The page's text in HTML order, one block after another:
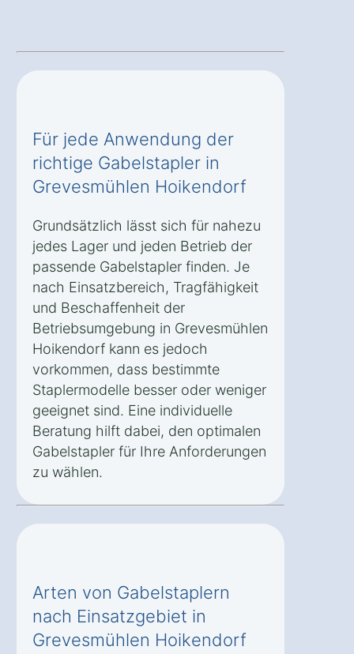
Für jede Anwendung der
richtige Gabelstapler in
Grevesmühlen Hoikendorf
Grundsätzlich lässt sich für nahezu
jedes Lager und jeden Betrieb der
passende Gabelstapler finden. Je
nach Einsatzbereich, Tragfähigkeit
und Beschaffenheit der
Betriebsumgebung in Grevesmühlen
Hoikendorf kann es jedoch
vorkommen, dass bestimmte
Staplermodelle besser oder weniger
geeignet sind. Eine individuelle
Beratung hilft dabei, den optimalen
Gabelstapler für Ihre Anforderungen
zu wählen.
Arten von Gabelstaplern
nach Einsatzgebiet in
Grevesmühlen Hoikendorf